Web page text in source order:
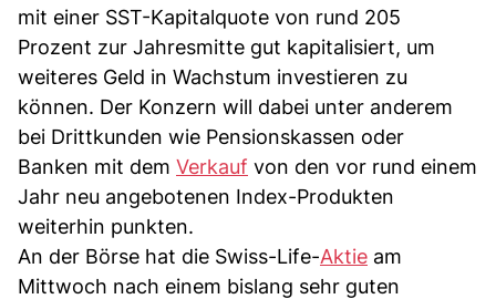
mit einer SST-Kapitalquote von rund 205
Prozent zur Jahresmitte gut kapitalisiert, um
weiteres Geld in Wachstum investieren zu
können. Der Konzern will dabei unter anderem
bei Drittkunden wie Pensionskassen oder
Banken mit dem Verkauf von den vor rund einem
Jahr neu angebotenen Index-Produkten
weiterhin punkten.
An der Börse hat die Swiss-Life-Aktie am
Mittwoch nach einem bislang sehr guten